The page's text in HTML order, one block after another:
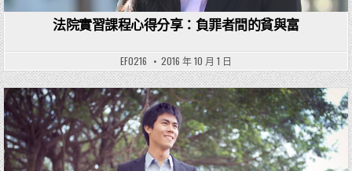
法院實習課程心得分享：負罪者間的貧與富
EF0216 2016 年 10 月 1 日
Posted in